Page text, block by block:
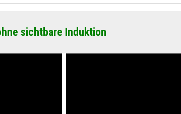
sichtbare Induktion